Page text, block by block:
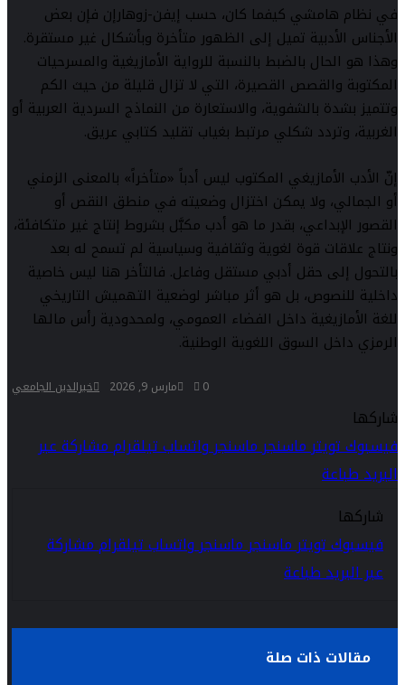
في نظام هامشي كيفما كان، حسب إيفن-زوهارإن فإن بعض
الأجناس الأدبية تميل إلى الظهور متأخرة وبأشكال غير مستقرة.
وهذا هو الحال بالضبط بالنسبة للرواية الأمازيغية والمسرحيات
المكتوبة والقصص القصيرة، التي لا تزال قليلة من حيث الكم
وتتميز بشدة بالشفوية، والاستعارة من النماذج السردية العربية أو
الغربية، وتردد شكلي مرتبط بغياب تقليد كتابي عريق.
إنّ الأدب الأمازيغي المكتوب ليس أدباً «متأخراً» بالمعنى الزمني
أو الجمالي، ولا يمكن اختزال وضعيته في منطق النقص أو
القصور الإبداعي، بقدر ما هو أدب مكبَّل بشروط إنتاج غير متكافئة،
ونتاج علاقات قوة لغوية وثقافية وسياسية لم تسمح له بعد
بالتحول إلى حقل أدبي مستقل وفاعل. فالتأخر هنا ليس خاصية
داخلية للنصوص، بل هو أثر مباشر لوضعية التهميش التاريخي
للغة الأمازيغية داخل الفضاء العمومي، ولمحدودية رأس مالها
الرمزي داخل السوق اللغوية الوطنية.
خيرالدين الجامعي مارس 9, 2026 0
شاركها
فيسبوكتويترماسنجرماسنجرواتسابتيلقراممشاركة عبر
البريدطباعة
شاركها
فيسبوكتويترماسنجرماسنجرواتسابتيلقراممشاركة
عبر البريدطباعة
مقالات ذات صلة